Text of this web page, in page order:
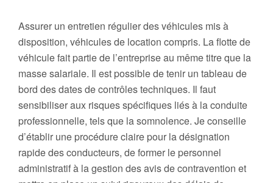
Assurer un entretien régulier des véhicules mis à
disposition, véhicules de location compris. La flotte de
véhicule fait partie de l’entreprise au même titre que la
masse salariale. Il est possible de tenir un tableau de
bord des dates de contrôles techniques. Il faut
sensibiliser aux risques spécifiques liés à la conduite
professionnelle, tels que la somnolence. Je conseille
d’établir une procédure claire pour la désignation
rapide des conducteurs, de former le personnel
administratif à la gestion des avis de contravention et